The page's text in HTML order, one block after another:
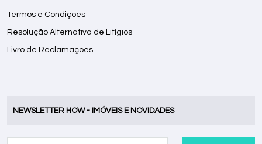
Termos e Condições
Resolução Alternativa de Litígios
Livro de Reclamações
NEWSLETTER HOW - IMÓVEIS E NOVIDADES